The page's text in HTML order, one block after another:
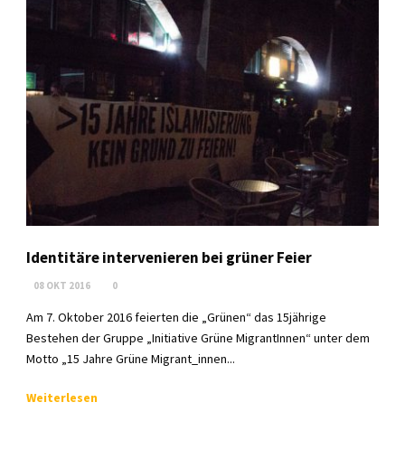
Identitäre intervenieren bei grüner Feier
08 OKT 2016 0
Am 7. Oktober 2016 feierten die „Grünen“ das 15jährige
Bestehen der Gruppe „Initiative Grüne MigrantInnen“ unter dem
Motto „15 Jahre Grüne Migrant_innen...
Weiterlesen